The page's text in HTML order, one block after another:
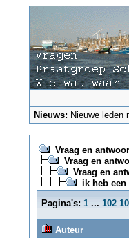
Nieuws: Nieuwe
Vraag en
Vraag en
Vraag en
ik heb een
Pagina's: 1 ... 102
Auteur